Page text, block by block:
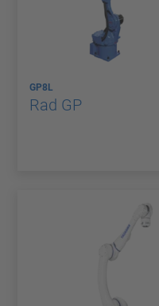
GP8L
Rad GP